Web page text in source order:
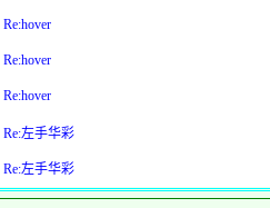
Re:hover
Re:hover
Re:hover
Re:左手华彩
Re:左手华彩